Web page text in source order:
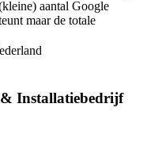
aantal Google
maar de totale
Installatiebedrijf